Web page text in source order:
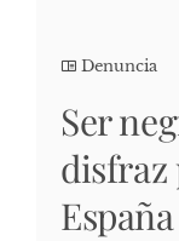
Denuncia
Ser
disfraz
España